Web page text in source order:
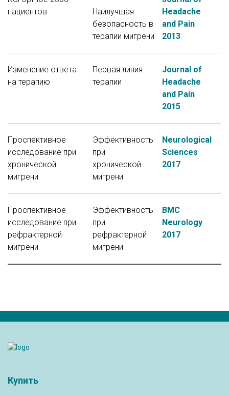
пациентов
Наилучшая
безопасность в
терапии мигрени
Headache
and Pain
2013
Изменение ответа
на терапию
Первая линия
терапии
Journal of
Headache
and Pain
2015
Проспективное
исследование при
хронической
мигрени
Эффективность
при
хронической
мигрени
Neurological
Sciences ​
2017
Проспективное
исследование при
рефрактерной
мигрени
Эффективность
при
рефрактерной
мигрени
BMC
Neurology ​
2017
Купить